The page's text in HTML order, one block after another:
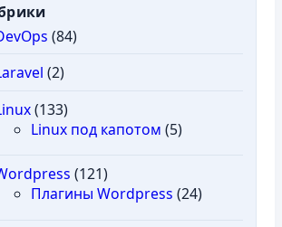
(84)
(2)
(133)
Linux под капотом (5)
(121)
Плагины Wordpress (24)